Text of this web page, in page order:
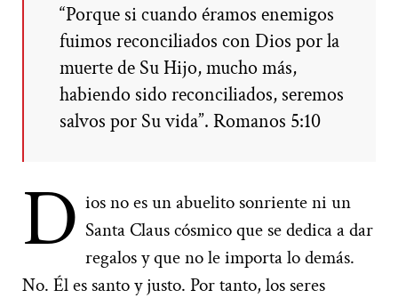
“Porque si cuando éramos enemigos
fuimos reconciliados con Dios por la
muerte de Su Hijo, mucho más,
habiendo sido reconciliados, seremos
salvos por Su vida”. Romanos 5:10
D ios no es un abuelito sonriente ni un
Santa Claus cósmico que se dedica a dar
regalos y que no le importa lo demás.
No. Él es santo y justo. Por tanto, los seres